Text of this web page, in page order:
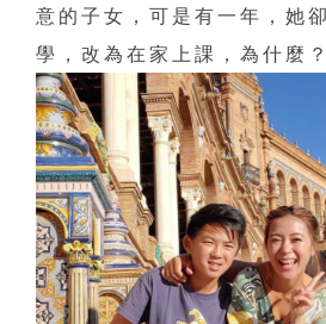
意的子女，可是有一年，她
學，改為在家上課，為什麼？